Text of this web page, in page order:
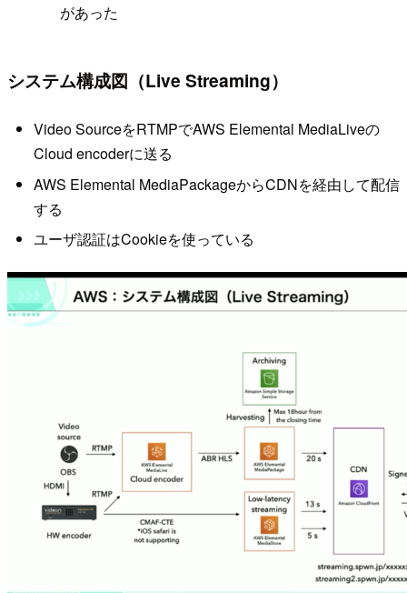
があった
システム構成図（Live Streaming）
Video SourceをRTMPでAWS Elemental MediaLiveの
Cloud encoderに送る
AWS Elemental MediaPackageからCDNを経由して配信
する
ユーザ認証はCookieを使っている